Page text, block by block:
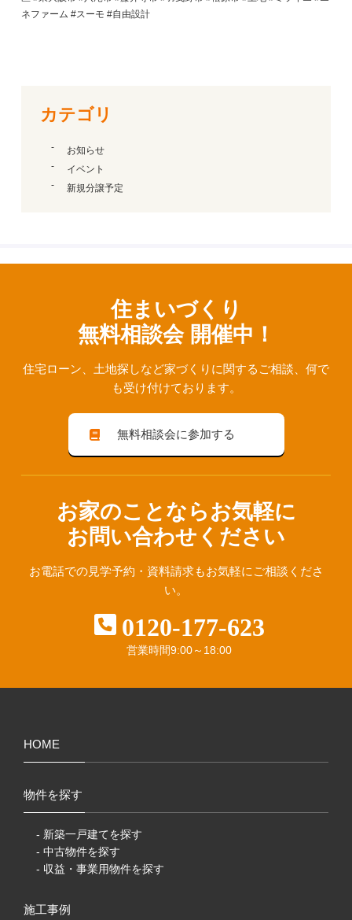
ネファーム #スーモ #自由設計
カテゴリ
お知らせ
イベント
新規分譲予定
住まいづくり
無料相談会 開催中！
住宅ローン、⼟地探しなど家づくりに関するご相談、 何で
も受け付けております。
無料相談会に参加する
お家のことならお気軽に
お問い合わせください
お電話での見学予約・資料請求もお気軽にご相談くださ
い。
0120-177-623
営業時間9:00～18:00
HOME
物件を探す
- 新築一戸建てを探す
- 中古物件を探す
- 収益・事業用物件を探す
施工事例